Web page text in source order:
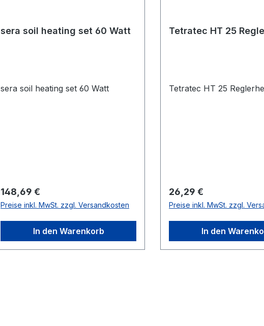
sera soil heating set 60 Watt
sera soil heating set 60 Watt
Regulärer Preis:
148,69 €
Preise inkl. MwSt. zzgl. Versandkosten
In den Warenkorb
Tetratec HT 25
Tetratec HT 25
Regulärer Preis:
26,29 €
Preise inkl. MwSt. zzgl.
In den